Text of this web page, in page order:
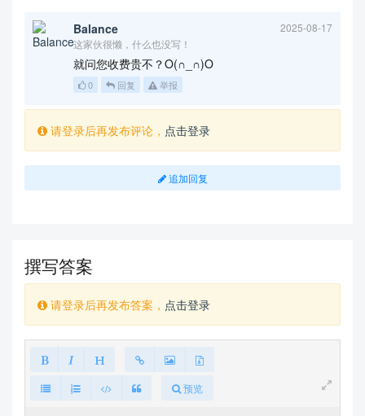
（宋体五号）
参考文献
\makeatletter % change default title style
%        \bfseries % 默认粗体
        {\heiti\zihao{4} \@title \par} % 四
        \vskip 1em% %%%  标题下面只有1em的缩进或mar
gin
Balance
2025-08-17
这家伙很懒，什么也没写！
就问您收费贵不？O(∩_∩)O
0 回复 举报
请登录后再发布评论， 点击登录
追加回复
撰写答案
请登录后再发布答案， 点击登录
预览